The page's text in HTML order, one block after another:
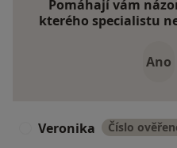
Pomáhají vám
kterého specialistu
Ano
Veronika Číslo